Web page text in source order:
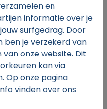
en
informatie over je
surfgedrag. Door
ben je verzekerd van
onze website. Dit
kan via
Op onze pagina
vinden over ons